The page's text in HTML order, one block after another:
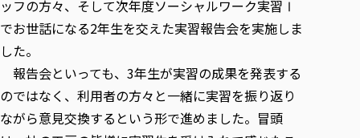
お役立ち情報（リンク集）
教職課程における情報の公表
学部・学科等設置計画履行状況報告書
大学院
総合福祉学研究科 社会福祉学専攻 博士課程
総合福祉学研究科 福祉心理学専攻 修士課程
教育学研究科 教育学専攻 修士課程
通信教育部
通信制大学院 総合福祉学研究科 社会福祉学専攻 修士課程
通信制大学院 総合福祉学研究科 福祉心理学専攻 修士課程
カリキュラム（学部・大学院）
その他の就学機会
求人の受付について
単独学内説明会のご案内
資格取得報奨制度について
卒業生の方
卒業後のキャリア支援体制
在学生による訪問、情報提供へのご協力のお願い
卒業生アンケート
東北福祉大学のDNA
Prospective Students
学生支援センター国際交流の活動
スタッフ紹介
東北福祉大学の研究紹介
東北福祉大学の紀要・リポジトリ
東北福祉大学の紀要・リポジトリ
教職研究
東北福祉大学教育・教職センター特別支援教育研究年報一覧
芹沢銈介美術工芸館年報
産学・産学官連携
「高齢者のフレイル予防及びデジタルデバイド解消に向けた産
高齢者施設特化型モジュラー車いす開発
社会貢献・地域連携活動
社会貢献・地域連携活動
生涯学習・社会人講座
生涯学習・社会人講座
特別支援教育研究室
取材について
施設利用
同窓会
ッフの方々、そして次年度ソーシャルワーク実習Ⅰ
でお世話になる2年生を交えた実習報告会を実施しま
した。
報告会といっても、3年生が実習の成果を発表する
のではなく、利用者の方々と一緒に実習を振り返り
ながら意見交換するという形で進めました。冒頭